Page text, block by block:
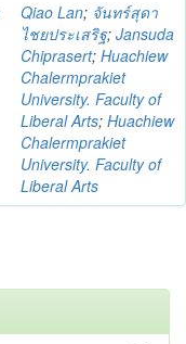
Qiao Lan; จันทร์สุดา
ไชยประเสริฐ; Jansuda
Chiprasert; Huachiew
Chalermprakiet
University. Faculty of
Liberal Arts; Huachiew
Chalermprakiet
University. Faculty of
Liberal Arts